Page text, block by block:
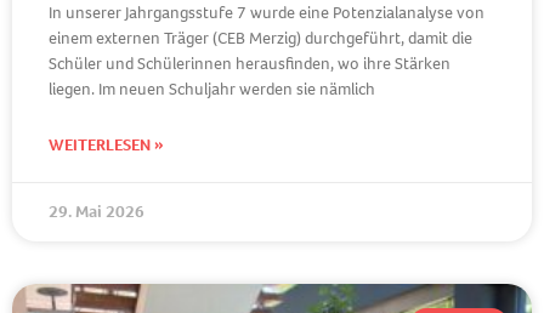
In unserer Jahrgangsstufe 7 wurde eine Potenzialanalyse von
einem externen Träger (CEB Merzig) durchgeführt, damit die
Schüler und Schülerinnen herausfinden, wo ihre Stärken
liegen. Im neuen Schuljahr werden sie nämlich
WEITERLESEN »
29. Mai 2026